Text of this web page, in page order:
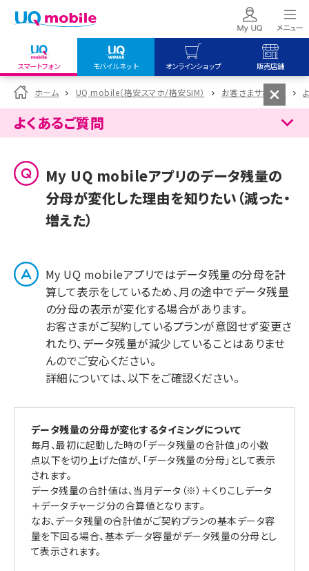
スマートフォン モバイルネット オンラインショップ 販売店舗
my UQ WiMAX
UQ WiMAX ご契約の方
My UQ mobile
UQ mobile
データチャージサイト
UQ mobile
オンラインショップ
UQ WiMAX
UQ mobile
販売店舗
UQ WiMAX
ホーム UQ mobile（格安スマホ/格安SIM） お客さまサポート
よくあるご質問
My UQ mobileアプリのデータ残量の
分母が変化した理由を知りたい（減った・
増えた）
My UQ mobileアプリではデータ残量の分母を計
算して表示をしているため、月の途中でデータ残量
の分母の表示が変化する場合があります。
お客さまがご契約しているプランが意図せず変更さ
れたり、データ残量が減少していることはありませ
んのでご安心ください。
詳細については、以下をご確認ください。
データ残量の分母が変化するタイミングについて
毎月、最初に起動した時の「データ残量の合計値」の小数
点以下を切り上げた値が、「データ残量の分母」として表示
されます。
データ残量の合計値は、当月データ（※）＋くりこしデータ
＋データチャージ分の合算値となります。
なお、データ残量の合計値がご契約プランの基本データ容
量を下回る場合、基本データ容量がデータ残量の分母とし
て表示されます。